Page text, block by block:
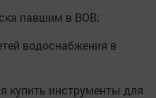
павшим в ВОВ;
водоснабжения в
купить инструменты для